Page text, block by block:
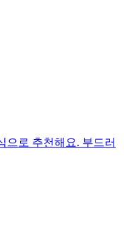
으로 추천해요. 부드러